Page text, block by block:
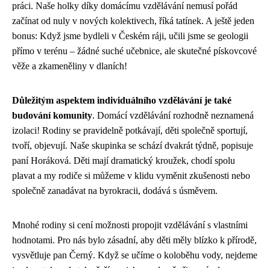
práci. Naše holky díky domácímu vzdělávání nemusí pořád
začínat od nuly v nových kolektivech, říká tatínek. A ještě jeden
bonus: Když jsme bydleli v Českém ráji, učili jsme se geologii
přímo v terénu – žádné suché učebnice, ale skutečné pískovcové
věže a zkameněliny v dlaních!
Důležitým aspektem individuálního vzdělávání je také
budování komunity. Domácí vzdělávání rozhodně neznamená
izolaci! Rodiny se pravidelně potkávají, děti společně sportují,
tvoří, objevují. Naše skupinka se schází dvakrát týdně, popisuje
paní Horáková. Děti mají dramatický kroužek, chodí spolu
plavat a my rodiče si můžeme v klidu vyměnit zkušenosti nebo
společně zanadávat na byrokracii, dodává s úsměvem.
Mnohé rodiny si cení možnosti propojit vzdělávání s vlastními
hodnotami. Pro nás bylo zásadní, aby děti měly blízko k přírodě,
vysvětluje pan Černý. Když se učíme o koloběhu vody, nejdeme